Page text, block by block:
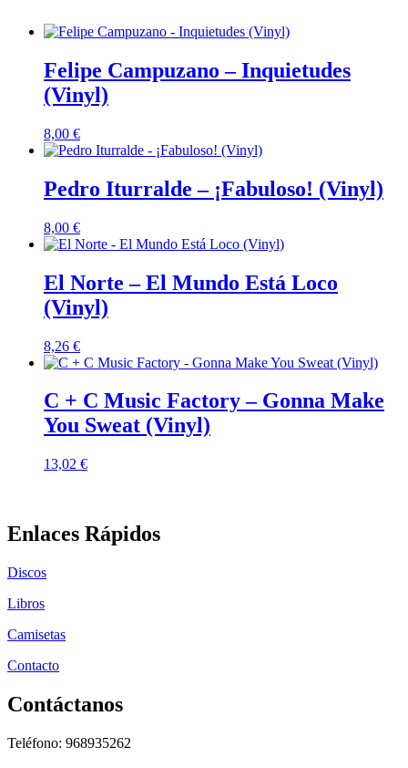
Felipe Campuzano – Inquietudes
(Vinyl)
8,00 €
Pedro Iturralde – ¡Fabuloso! (Vinyl)
8,00 €
El Norte – El Mundo Está Loco
(Vinyl)
8,26 €
C + C Music Factory – Gonna Make
You Sweat (Vinyl)
13,02 €
Enlaces Rápidos
Discos
Libros
Camisetas
Contacto
Contáctanos
Teléfono: 968935262